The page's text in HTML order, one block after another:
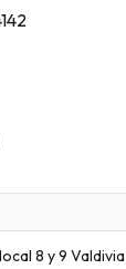
8 y 9 Valdivia